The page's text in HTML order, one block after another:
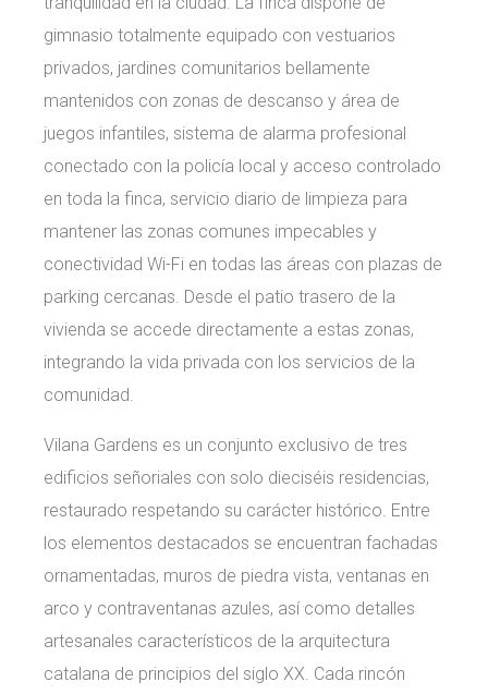
gimnasio totalmente equipado con vestuarios
privados, jardines comunitarios bellamente
mantenidos con zonas de descanso y área de
juegos infantiles, sistema de alarma profesional
conectado con la policía local y acceso controlado
en toda la finca, servicio diario de limpieza para
mantener las zonas comunes impecables y
conectividad Wi-Fi en todas las áreas con plazas de
parking cercanas. Desde el patio trasero de la
vivienda se accede directamente a estas zonas,
integrando la vida privada con los servicios de la
comunidad.
Vilana Gardens es un conjunto exclusivo de tres
edificios señoriales con solo dieciséis residencias,
restaurado respetando su carácter histórico. Entre
los elementos destacados se encuentran fachadas
ornamentadas, muros de piedra vista, ventanas en
arco y contraventanas azules, así como detalles
artesanales característicos de la arquitectura
catalana de principios del siglo XX. Cada rincón